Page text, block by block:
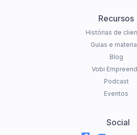
Recursos
Histórias de
Guias e
Blog
Vobi
Podcast
Eventos
Social